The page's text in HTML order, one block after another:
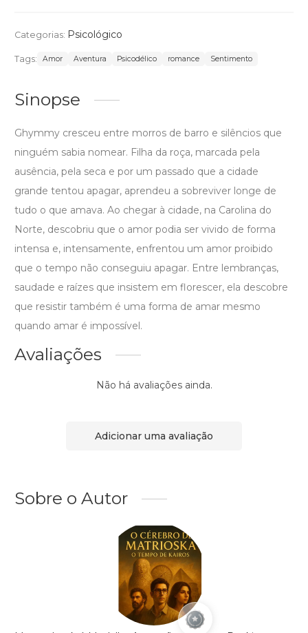
Categorias: Psicológico
Tags: Amor Aventura Psicodélico romance Sentimento
Sinopse
Ghymmy cresceu entre morros de barro e silêncios que
ninguém sabia nomear. Filha da roça, marcada pela
ausência, pela seca e por um passado que a cidade
grande tentou apagar, aprendeu a sobreviver longe de
tudo o que amava. Ao chegar à cidade, na Carolina do
Norte, descobriu que o amor podia ser vivido de forma
intensa e, intensamente, enfrentou um amor proibido
que o tempo não conseguiu apagar. Entre lembranças,
saudade e raízes que insistem em florescer, ela descobre
que resistir também é uma forma de amar mesmo
quando amar é impossível.
Avaliações
Não há avaliações ainda.
Adicionar uma avaliação
Sobre o Autor